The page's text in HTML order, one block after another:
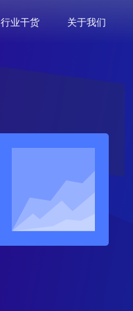
行业干货 关于我们